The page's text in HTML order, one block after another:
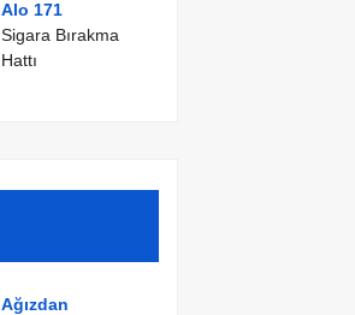
Alo 171
Sigara Bırakma
Hattı
Ağızdan